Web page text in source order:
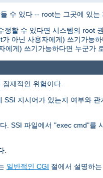
수 있다 -- root는 그곳에 있는
할 수 있다면 시스템의 root
아닌 사용자에게) 쓰기가능
게) 쓰기가능하다면 누군가
재적인 위험이다.
지시어가 있는지 여부와
. SSI 파일에서 "exec cmd"
.
일반적인 CGI 절에서 설명하